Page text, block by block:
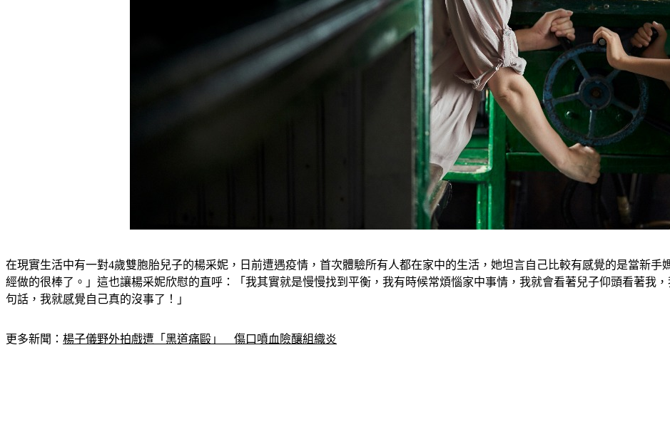
在現實生活中有一對4歲雙胞胎兒子的楊采妮，日前遭遇疫情，首次體驗所有人都在家中的生活，她坦言自己比較有感覺的是當新
經做的很棒了。」這也讓楊采妮欣慰的直呼：「我其實就是慢慢找到平衡，我有時候常煩惱家中事情，我就會看著兒子仰頭看著我
句話，我就感覺自己真的沒事了！」
更多新聞： 楊子儀野外拍戲遭「黑道痛毆」　傷口噴血險釀組織炎